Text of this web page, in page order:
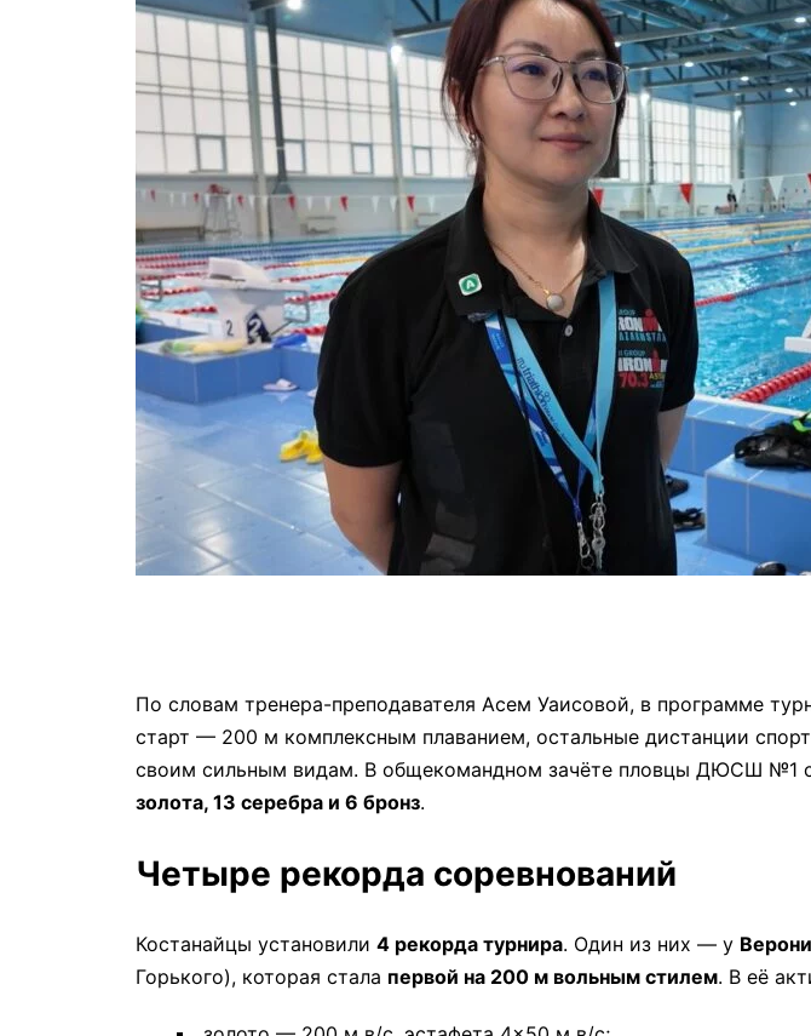
По словам тренера-преподавателя Асем Уаисовой, в программе
старт — 200 м комплексным плаванием, остальные дистанции
своим сильным видам. В общекомандном зачёте пловцы ДЮСШ №1
золота, 13 серебра и 6 бронз.
Четыре рекорда соревнований
Костанайцы установили 4 рекорда турнира. Один из них — у
Горького), которая стала первой на 200 м вольным стилем. В её